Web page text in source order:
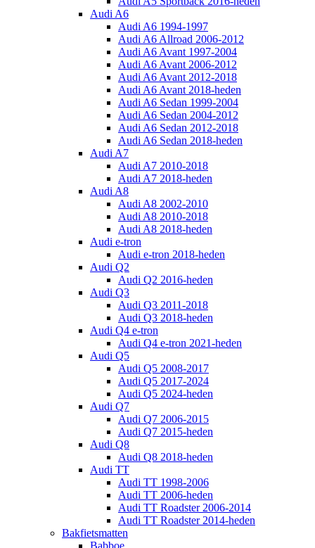
Audi A6
Audi A6 1994-1997
Audi A6 Allroad 2006-2012
Audi A6 Avant 1997-2004
Audi A6 Avant 2006-2012
Audi A6 Avant 2012-2018
Audi A6 Avant 2018-heden
Audi A6 Sedan 1999-2004
Audi A6 Sedan 2004-2012
Audi A6 Sedan 2012-2018
Audi A6 Sedan 2018-heden
Audi A7
Audi A7 2010-2018
Audi A7 2018-heden
Audi A8
Audi A8 2002-2010
Audi A8 2010-2018
Audi A8 2018-heden
Audi e-tron
Audi e-tron 2018-heden
Audi Q2
Audi Q2 2016-heden
Audi Q3
Audi Q3 2011-2018
Audi Q3 2018-heden
Audi Q4 e-tron
Audi Q4 e-tron 2021-heden
Audi Q5
Audi Q5 2008-2017
Audi Q5 2017-2024
Audi Q5 2024-heden
Audi Q7
Audi Q7 2006-2015
Audi Q7 2015-heden
Audi Q8
Audi Q8 2018-heden
Audi TT
Audi TT 1998-2006
Audi TT 2006-heden
Audi TT Roadster 2006-2014
Audi TT Roadster 2014-heden
Bakfietsmatten